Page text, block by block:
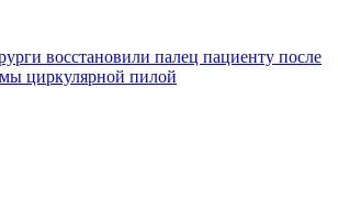
восстановили палец пациенту после
циркулярной пилой